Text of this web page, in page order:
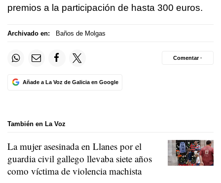
premios a la participación de hasta 300 euros.
Archivado en: Baños de Molgas
Añade a La Voz de Galicia en Google
Comentar ·
También en La Voz
La mujer asesinada en Llanes por el
guardia civil gallego llevaba siete años
como víctima de violencia machista